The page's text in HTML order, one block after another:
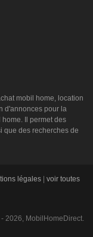
mobil home, location
d'annonces pour la
Il permet des
que des recherches de
légales
voir toutes
2026, MobilHomeDirect.